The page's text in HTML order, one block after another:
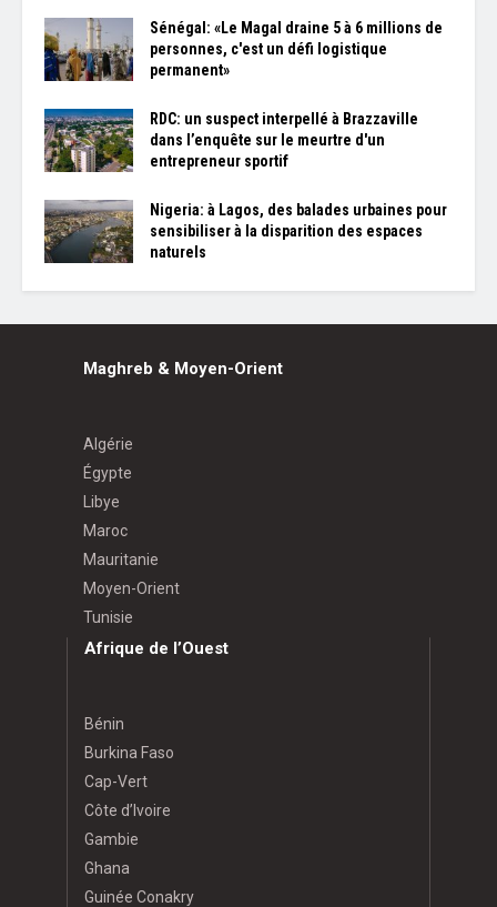
Sénégal: «Le Magal draine 5 à 6 millions de
personnes, c'est un défi logistique
permanent»
RDC: un suspect interpellé à Brazzaville
dans l’enquête sur le meurtre d'un
entrepreneur sportif
Nigeria: à Lagos, des balades urbaines pour
sensibiliser à la disparition des espaces
naturels
Maghreb & Moyen-Orient
Algérie
Égypte
Libye
Maroc
Mauritanie
Moyen-Orient
Tunisie
Afrique de l’Ouest
Bénin
Burkina Faso
Cap-Vert
Côte d’Ivoire
Gambie
Ghana
Guinée Conakry